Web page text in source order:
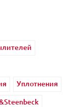
Уплотнения